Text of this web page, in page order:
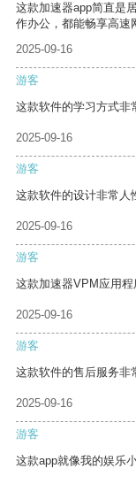
这款加速器app简直是
作办公，都能畅享高速
2025-09-16
游客
这款软件的学习方式非
2025-09-16
游客
这款软件的设计非常人
2025-09-16
游客
这款加速器VPM应用程
2025-09-16
游客
这款软件的售后服务非
2025-09-16
游客
这款app就像我的娱乐